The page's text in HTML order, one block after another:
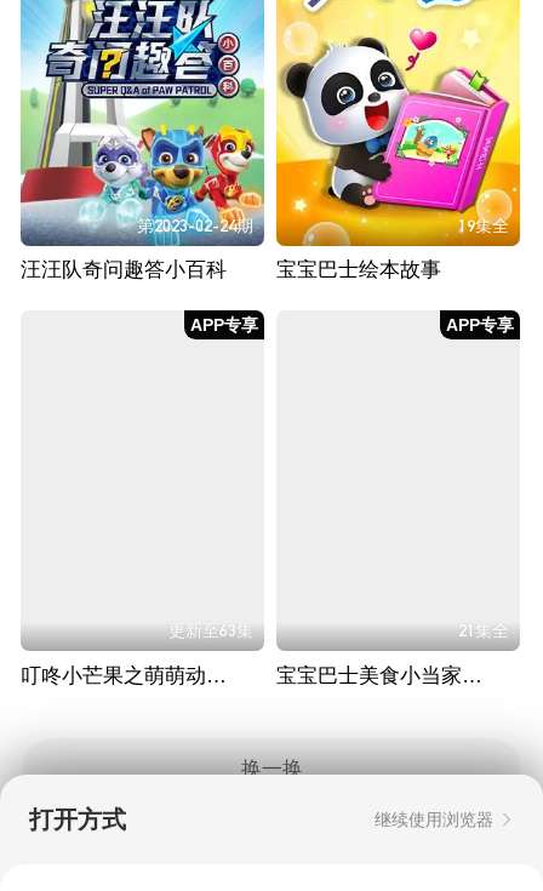
第2023-02-24期
汪汪队奇问趣答小百科
19集全
宝宝巴士绘本故事
APP专享
更新至63集
叮咚小芒果之萌萌动物园
APP专享
21集全
宝宝巴士美食小当家之情商篇
换一换
打开方式 继续使用浏览器